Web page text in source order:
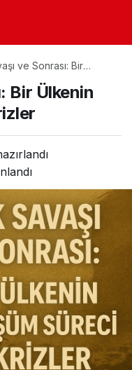
ve Sonrası: Bir
Bir Ülkenin